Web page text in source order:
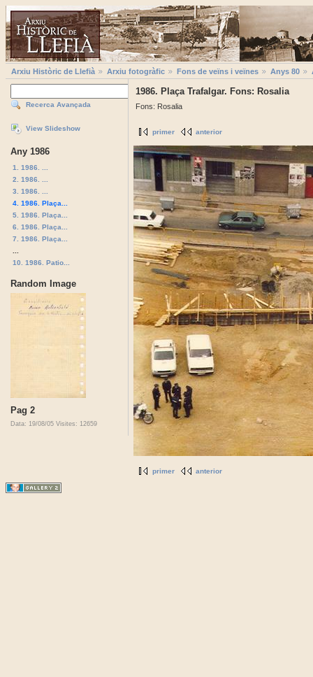
Arxiu Històric de Llefià Arxiu fotogràfic Fons de veïns i veïnes Anys 80
Recerca Avançada
View Slideshow
Any 1986
1. 1986. ...
2. 1986. ...
3. 1986. ...
4. 1986. Plaça...
5. 1986. Plaça...
6. 1986. Plaça...
7. 1986. Plaça...
10. 1986. Patio...
Random Image
Pag 2
Data: 19/08/05 Visites: 12659
1986. Plaça Trafalgar. Fons: Rosalia
Fons: Rosalia
primer anterior
primer anterior